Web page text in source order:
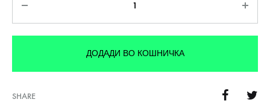
ДОДАДИ ВО КОШНИЧКА
SHARE